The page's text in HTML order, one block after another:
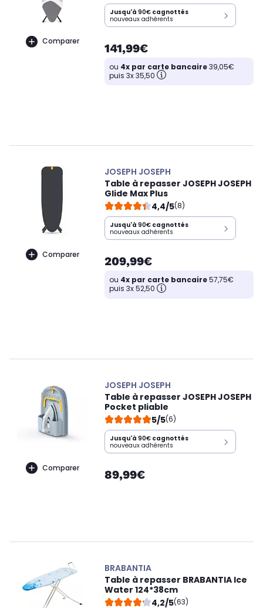
Comparer
Jusqu'à 90€ cagnottés
nouveaux adhérents
141,99€
ou 4x par carte bancaire39,05€
puis 3x 35,50
Comparer
JOSEPH JOSEPH
Table à repasser JOSEPH JOSEPH
Glide Max Plus
4,4/5(8)
Jusqu'à 90€ cagnottés
nouveaux adhérents
209,99€
ou 4x par carte bancaire57,75€
puis 3x 52,50
Comparer
JOSEPH JOSEPH
Table à repasser JOSEPH JOSEPH
Pocket pliable
5/5(6)
Jusqu'à 90€ cagnottés
nouveaux adhérents
89,99€
BRABANTIA
Table à repasser BRABANTIA Ice
Water 124*38cm
4,2/5(63)